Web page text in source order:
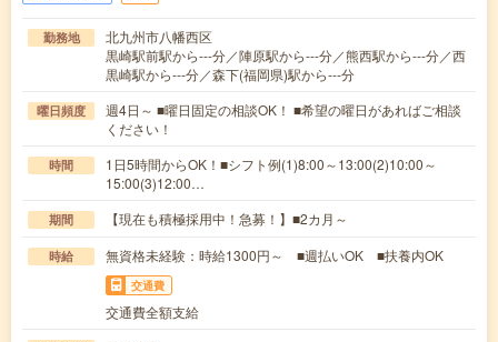
勤務地
北九州市八幡西区
黒崎駅前駅から---分／陣原駅から---分／熊西駅から---分／西
黒崎駅から---分／森下(福岡県)駅から---分
曜日頻度
週4日～ ■曜日固定の相談OK！ ■希望の曜日があればご相談
ください！
時間
1日5時間からOK！■シフト例(1)8:00～13:00(2)10:00～
15:00(3)12:00…
期間 【現在も積極採用中！急募！】■2カ月～
時給 無資格未経験：時給1300円～ ■週払いOK ■扶養内OK
交通費
交通費全額支給